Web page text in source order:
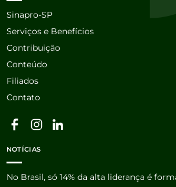
Sinapro-SP
Serviços e Benefícios
Contribuição
Conteúdo
Filiados
Contato
NOTÍCIAS
No Brasil, só 14% da alta liderança é